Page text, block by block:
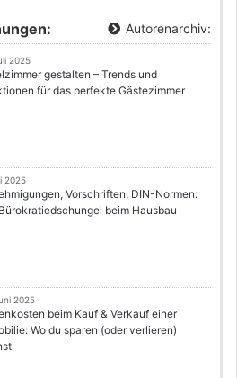
Autorenarchiv:
2025
gestalten – Trends und
für das perfekte Gästezimmer
2025
Vorschriften, DIN-Normen:
beim Hausbau
2025
beim Kauf & Verkauf einer
Wo du sparen (oder verlieren)